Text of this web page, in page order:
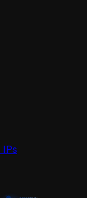
IPs